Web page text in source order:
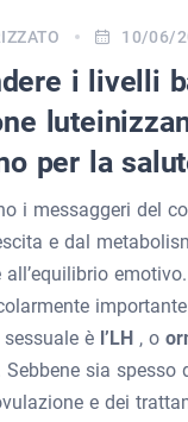
10/06/
i livelli
per la
i messaggeri del
e dal
all’equilibrio
è l’LH , o
Sebbene sia spesso
e dei